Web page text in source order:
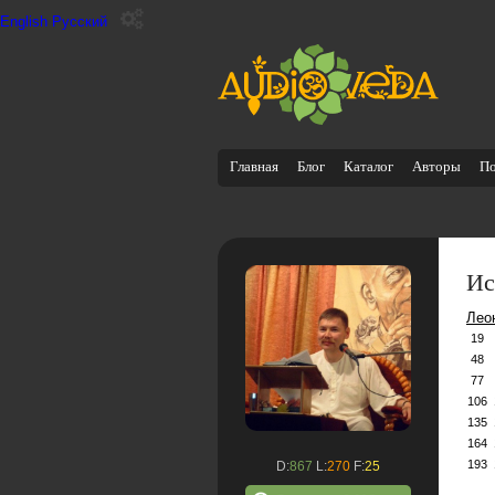
English Русский
Главная Блог Каталог Авторы
D:867 L:270 F:25
19
48
77
106
135
164
193